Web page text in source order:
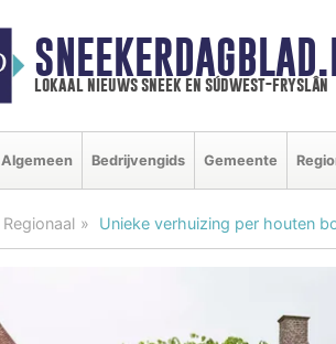
lokaal nieuws sneek en súdwest-fryslân
Algemeen Bedrijvengids Gemeente
Regionaal Unieke verhuizing per houten